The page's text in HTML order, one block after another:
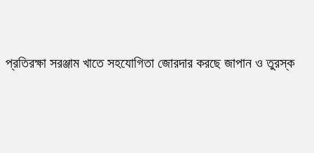
প্রতিরক্ষা সরঞ্জাম খাতে সহযোগিতা জোরদার করছে জাপান ও তুরস্ক